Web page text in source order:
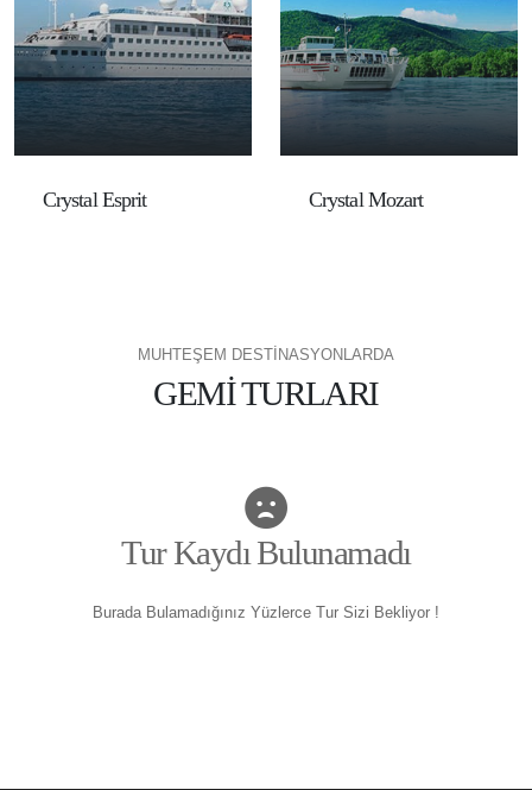
Crystal Esprit Crystal Mozart
MUHTEŞEM DESTİNASYONLARDA
GEMİ TURLARI
Tur Kaydı Bulunamadı
Burada Bulamadığınız Yüzlerce Tur Sizi Bekliyor !